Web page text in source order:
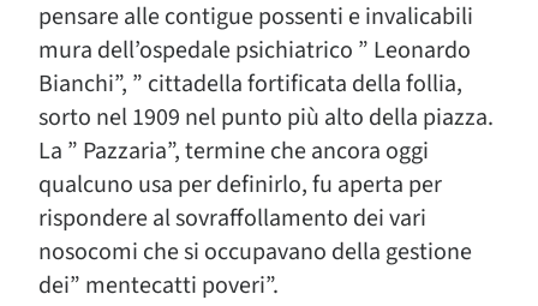
pensare alle contigue possenti e invalicabili
mura dell’ospedale psichiatrico ” Leonardo
Bianchi”, ” cittadella fortificata della follia,
sorto nel 1909 nel punto più alto della piazza.
La ” Pazzaria”, termine che ancora oggi
qualcuno usa per definirlo, fu aperta per
rispondere al sovraffollamento dei vari
nosocomi che si occupavano della gestione
dei” mentecatti poveri”.